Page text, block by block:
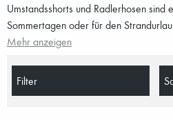
Umstandsshorts und Radlerhosen sind
Sommertagen oder für den
bleibst du kühl und gleichzeitig
Mehr anzeigen
Filter